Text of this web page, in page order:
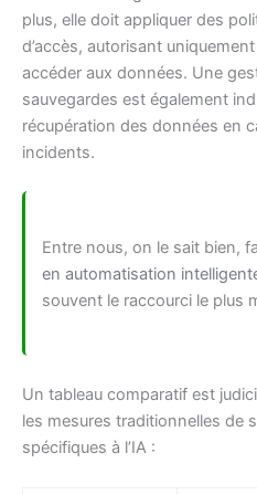
plus, elle doit appliquer des
d’accès, autorisant
accéder aux données. Une
sauvegardes est également
récupération des données en
incidents.
Entre nous, on le sait bien,
en automatisation
souvent le raccourci le plus
Un tableau comparatif est
les mesures traditionnelles de
spécifiques à l’IA :